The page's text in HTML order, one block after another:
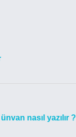
nasıl yazılır ?